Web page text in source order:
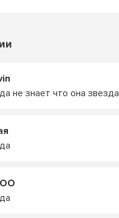
не знает что она звезда